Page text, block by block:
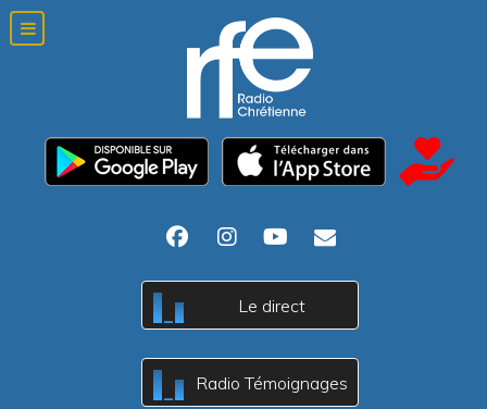
A Bc Le direct
A Bc Radio Témoignages